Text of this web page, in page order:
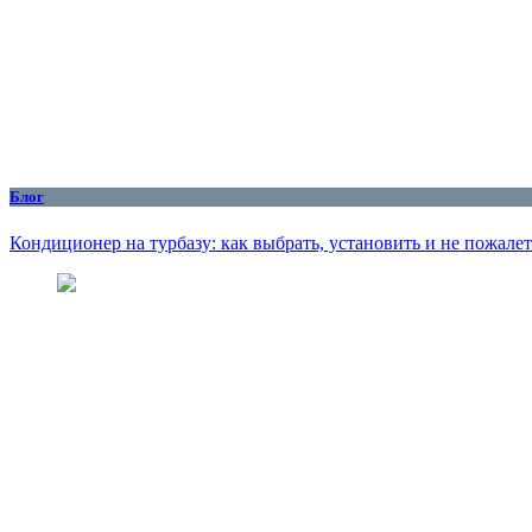
Блог
Кондиционер на турбазу: как выбрать, установить и не